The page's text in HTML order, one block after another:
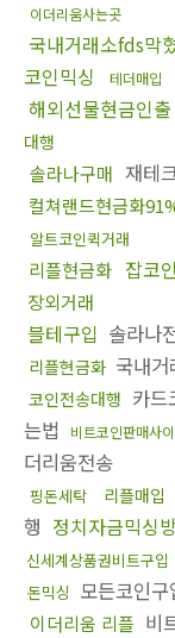
이더리움사는곳
국내거래소fds막
코인믹싱
테더매입
해외선물현금인출
대행
솔라나구매 재테
컬쳐랜드현금화
알트코인퀵거래
리플현금화 잡코
장외거래
블테구입 솔라나
리플현금화 국내
코인전송대행 카드
는법
비트코인판매사
더리움전송
핑돈세탁 리플매입
행 정치자금믹싱
신세계상품권비트구입
돈믹싱 모든코인구
이더리움 리플 비